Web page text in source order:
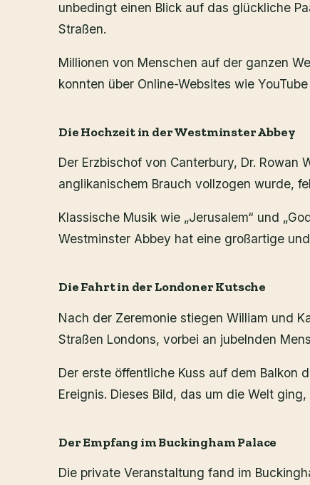
unbedingt einen Blick auf das glückliche
Straßen.
Millionen von Menschen auf der ganzen
konnten über Online-Websites wie
Die Hochzeit in der Westminster Abbey
Der Erzbischof von Canterbury, Dr. Rowan
anglikanischem Brauch vollzogen wurde,
Klassische Musik wie „Jerusalem“ und
Westminster Abbey hat eine großartige
Die Fahrt in der Londoner Kutsche
Nach der Zeremonie stiegen William und
Straßen Londons, vorbei an jubelnden
Der erste öffentliche Kuss auf dem Balkon
Ereignis. Dieses Bild, das um die Welt
Der Empfang im Buckingham Palace
Die private Veranstaltung fand im